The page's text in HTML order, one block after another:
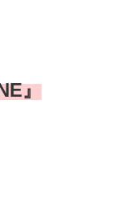
』